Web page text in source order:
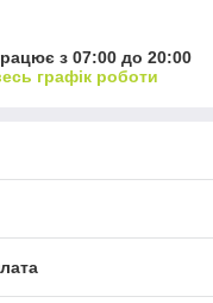
з 07:00 до 20:00
графік роботи